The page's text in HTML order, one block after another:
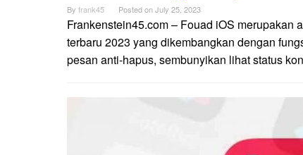
By frank45 Posted onJuly 25, 2023
Frankenstein45.com – Fouad iOS merupakan
terbaru 2023 yang dikembangkan dengan
pesan anti-hapus, sembunyikan lihat status